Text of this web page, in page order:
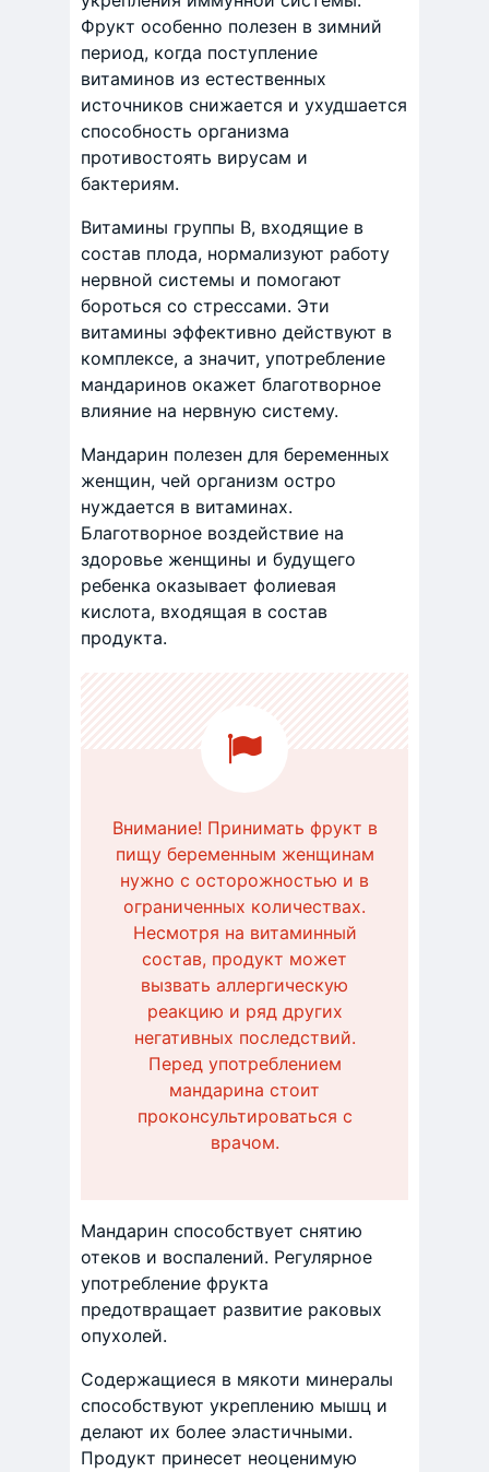
Фрукт особенно полезен в зимний
период, когда поступление
витаминов из естественных
источников снижается и ухудшается
способность организма
противостоять вирусам и
бактериям.
Витамины группы В, входящие в
состав плода, нормализуют работу
нервной системы и помогают
бороться со стрессами. Эти
витамины эффективно действуют в
комплексе, а значит, употребление
мандаринов окажет благотворное
влияние на нервную систему.
Мандарин полезен для беременных
женщин, чей организм остро
нуждается в витаминах.
Благотворное воздействие на
здоровье женщины и будущего
ребенка оказывает фолиевая
кислота, входящая в состав
продукта.
Внимание! Принимать фрукт в
пищу беременным женщинам
нужно с осторожностью и в
ограниченных количествах.
Несмотря на витаминный
состав, продукт может
вызвать аллергическую
реакцию и ряд других
негативных последствий.
Перед употреблением
мандарина стоит
проконсультироваться с
врачом.
Мандарин способствует снятию
отеков и воспалений. Регулярное
употребление фрукта
предотвращает развитие раковых
опухолей.
Содержащиеся в мякоти минералы
способствуют укреплению мышц и
делают их более эластичными.
Продукт принесет неоценимую